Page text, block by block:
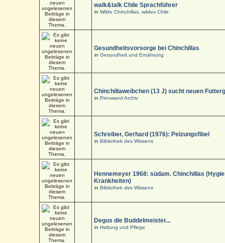
walk&talk Chile Sprachführer
inWilde Chinchillas, wildes Chile
Gesundheitsvorsorge bei Chinchillas
inGesundheit und Ernährung
Chinchillaweibchen (13 J) sucht neuen
inPinnwand Archiv
Schreiber, Gerhard (1976): Pelzungsfibel
inBibliothek des Wissens
Hennemeyer 1968: südam. Chinchillas
Krankheiten)
inBibliothek des Wissens
Degus die Buddelmeister...
inHaltung und Pflege